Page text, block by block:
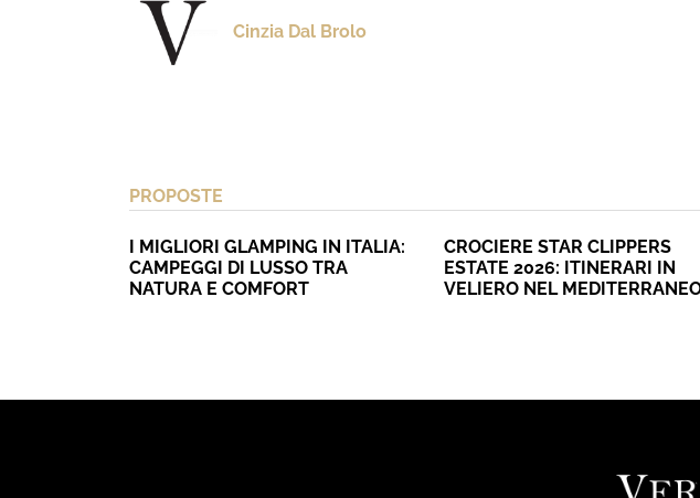
Cinzia Dal Brolo
PROPOSTE
I MIGLIORI GLAMPING IN ITALIA:
CAMPEGGI DI LUSSO TRA
NATURA E COMFORT
CROCIERE STAR CLIPPERS
ESTATE 2026: ITINERARI IN
VELIERO NEL